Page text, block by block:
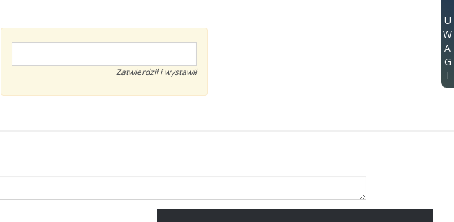
U
W
A
G
I
Zatwierdził i wystawił